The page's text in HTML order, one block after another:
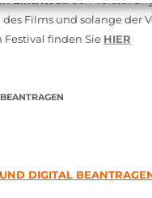
Films und solange der
Festival finden Sie HIER
DIGITAL